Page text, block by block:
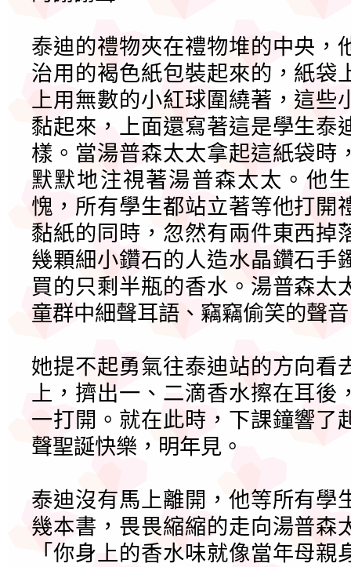
泰迪的禮物夾在禮物堆的中央，
治用的褐色紙包裝起來的，紙袋
上用無數的小紅球圍繞著，這
黏起來，上面還寫著這是學生泰
樣。當湯普森太太拿起這紙袋時
默默地注視著湯普森太太。他
愧，所有學生都站立著等他打開
黏紙的同時，忽然有兩件東西掉
幾顆細小鑽石的人造水晶鑽石手
買的只剩半瓶的香水。湯普森太
童群中細聲耳語、竊竊偷笑的聲
她提不起勇氣往泰迪站的方向看
上，擠出一、二滴香水擦在耳
一打開。就在此時，下課鐘響了
聲聖誕快樂，明年見。
泰迪沒有馬上離開，他等所有學
幾本書，畏畏縮縮的走向湯普森
「你身上的香水味就像當年母